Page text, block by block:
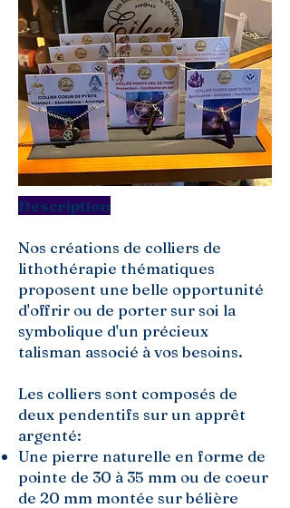
Description
Nos créations de colliers de
lithothérapie thématiques
proposent une belle opportunité
d'offrir ou de porter sur soi la
symbolique d'un précieux
talisman associé à vos besoins.
Les colliers sont composés de
deux pendentifs sur un apprêt
argenté:
Une pierre naturelle en forme de
pointe de 30 à 35 mm ou de coeur
de 20 mm montée sur bélière